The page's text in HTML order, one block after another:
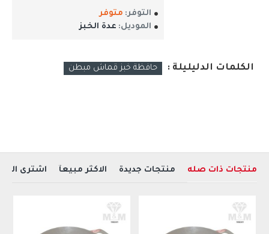
الحافظه يمكنك تخزين الخبز لاوقات.
التوفر: متوفر
الموديل: عدة الخبز
الكلمات الدليليلة : حافظة خبز قماش مبطن
منتجات ذات صله منتجات جديدة الاكثر مبيعآ اشترى